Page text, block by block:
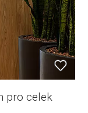
pro celek